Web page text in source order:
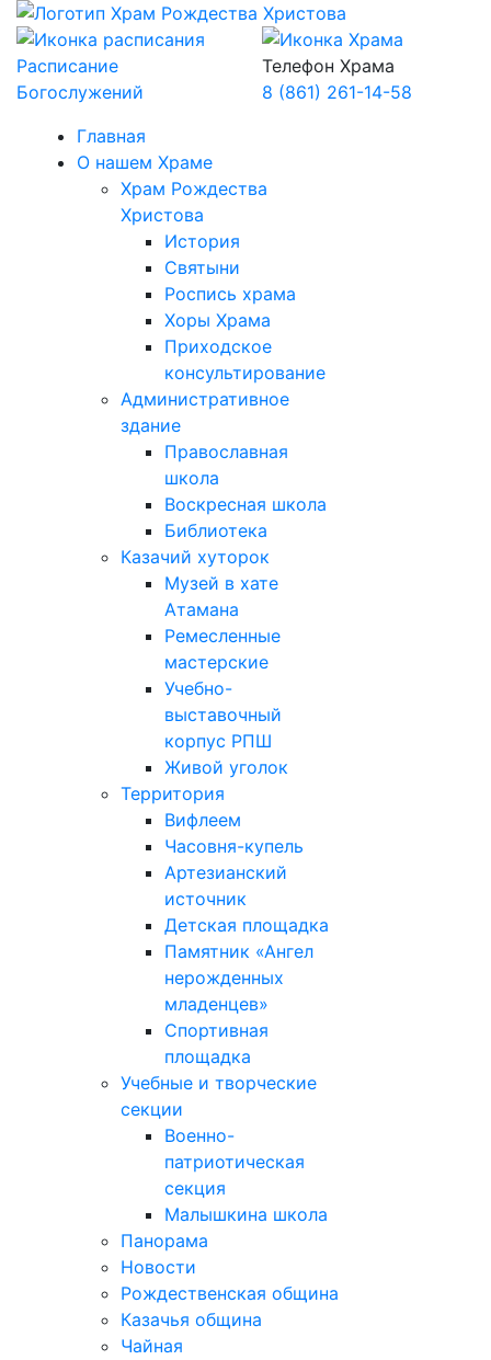
Расписание
Богослужений
Телефон Храма
8 (861) 261-14-58
Главная
О нашем Храме
Храм Рождества
Христова
История
Святыни
Роспись храма
Хоры Храма
Приходское
консультирование
Административное
здание
Православная
школа
Воскресная школа
Библиотека
Казачий хуторок
Музей в хате
Атамана
Ремесленные
мастерские
Учебно-
выставочный
корпус РПШ
Живой уголок
Территория
Вифлеем
Часовня-купель
Артезианский
источник
Детская площадка
Памятник «Ангел
нерожденных
младенцев»
Спортивная
площадка
Учебные и творческие
секции
Военно-
патриотическая
секция
Малышкина школа
Панорама
Новости
Рождественская община
Казачья община
Чайная